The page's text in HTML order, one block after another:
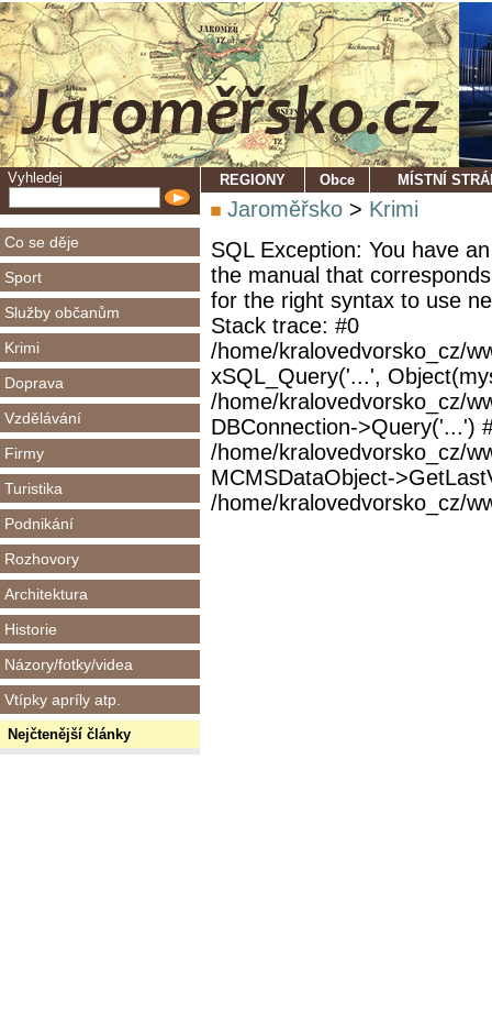
Vyhledej
Co se děje
Sport
Služby občanům
Krimi
Doprava
Vzdělávání
Firmy
Turistika
Podnikání
Rozhovory
Architektura
Historie
Názory/fotky/videa
Vtípky apríly atp.
Nejčtenější články
REGIONY Obce MÍSTNÍ
Jaroměřsko > Krimi
SQL Exception: You have
the manual that
for the right syntax to use
Stack trace: #0
/home/kralovedvorsko_cz/
xSQL_Query('...',
/home/kralovedvorsko_cz/
DBConnection->Query('...')
/home/kralovedvorsko_cz/
MCMSDataObject-
/home/kralovedvorsko_cz/